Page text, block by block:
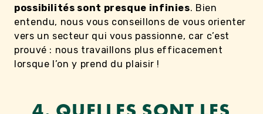
possibilités sont presque infinies. Bien
entendu, nous vous conseillons de vous orienter
vers un secteur qui vous passionne, car c’est
prouvé : nous travaillons plus efficacement
lorsque l’on y prend du plaisir !